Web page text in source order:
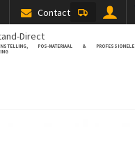
Contact
POS-MATERIAAL & PROFESSIONELE